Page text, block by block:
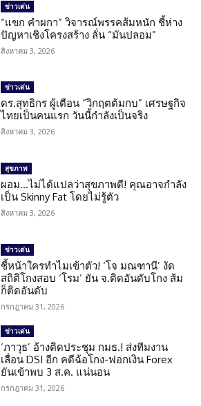
ข่าวเด่น
“แขก คำผกา” วิจารณ์พรรคส้มหนัก ชี้ห่าง
ปัญหาเชิงโครงสร้าง ลั่น “มันปลอม”
สิงหาคม 3, 2026
ข่าวเด่น
ดร.สุทธิกร ผู้เตือน “วิกฤตต้มกบ” เศรษฐกิจ
ไทยเป็นคนแรก วันนี้กำลังเป็นจริง
สิงหาคม 3, 2026
สุขภาพ
ผอม…ไม่ได้แปลว่าสุขภาพดี! คุณอาจกำลัง
เป็น Skinny Fat โดยไม่รู้ตัว
สิงหาคม 3, 2026
ข่าวเด่น
ชี้หน้าใครทำไมเข้าตัว! ‘โจ มณฑานี’ งัด
สถิติโกงสอบ ‘โรม’ ยัน จ.ติดอันดับโกง ส้ม
ก็ติดอันดับ
กรกฎาคม 31, 2026
ข่าวเด่น
‘ภาวุธ’ อ้างติดประชุม กมธ.! ส่งทีมงาน
เลื่อน DSI อีก คดีฉ้อโกง-ฟอกเงิน Forex
ยันเข้าพบ 3 ส.ค. แน่นอน
กรกฎาคม 31, 2026